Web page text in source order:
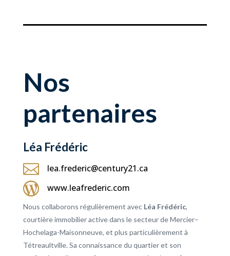
Nos
partenaires
Léa Frédéric
 lea.frederic@century21.ca
 www.leafrederic.com
Nous collaborons régulièrement avec Léa Frédéric,
courtière immobilier active dans le secteur de Mercier–
Hochelaga-Maisonneuve, et plus particulièrement à
Tétreaultville. Sa connaissance du quartier et son